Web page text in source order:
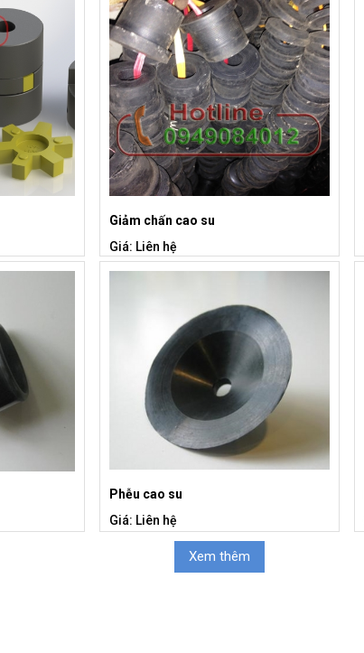
Giảm chấn cao su
Giá: Liên hệ
Phễu cao su
Giá: Liên hệ
Xem thêm